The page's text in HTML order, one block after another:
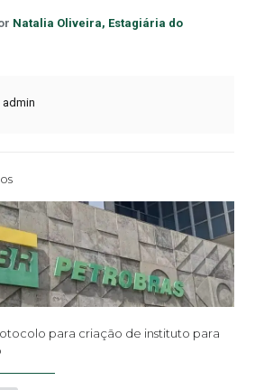
Natalia Oliveira, Estagiária do
admin
para criação de instituto para